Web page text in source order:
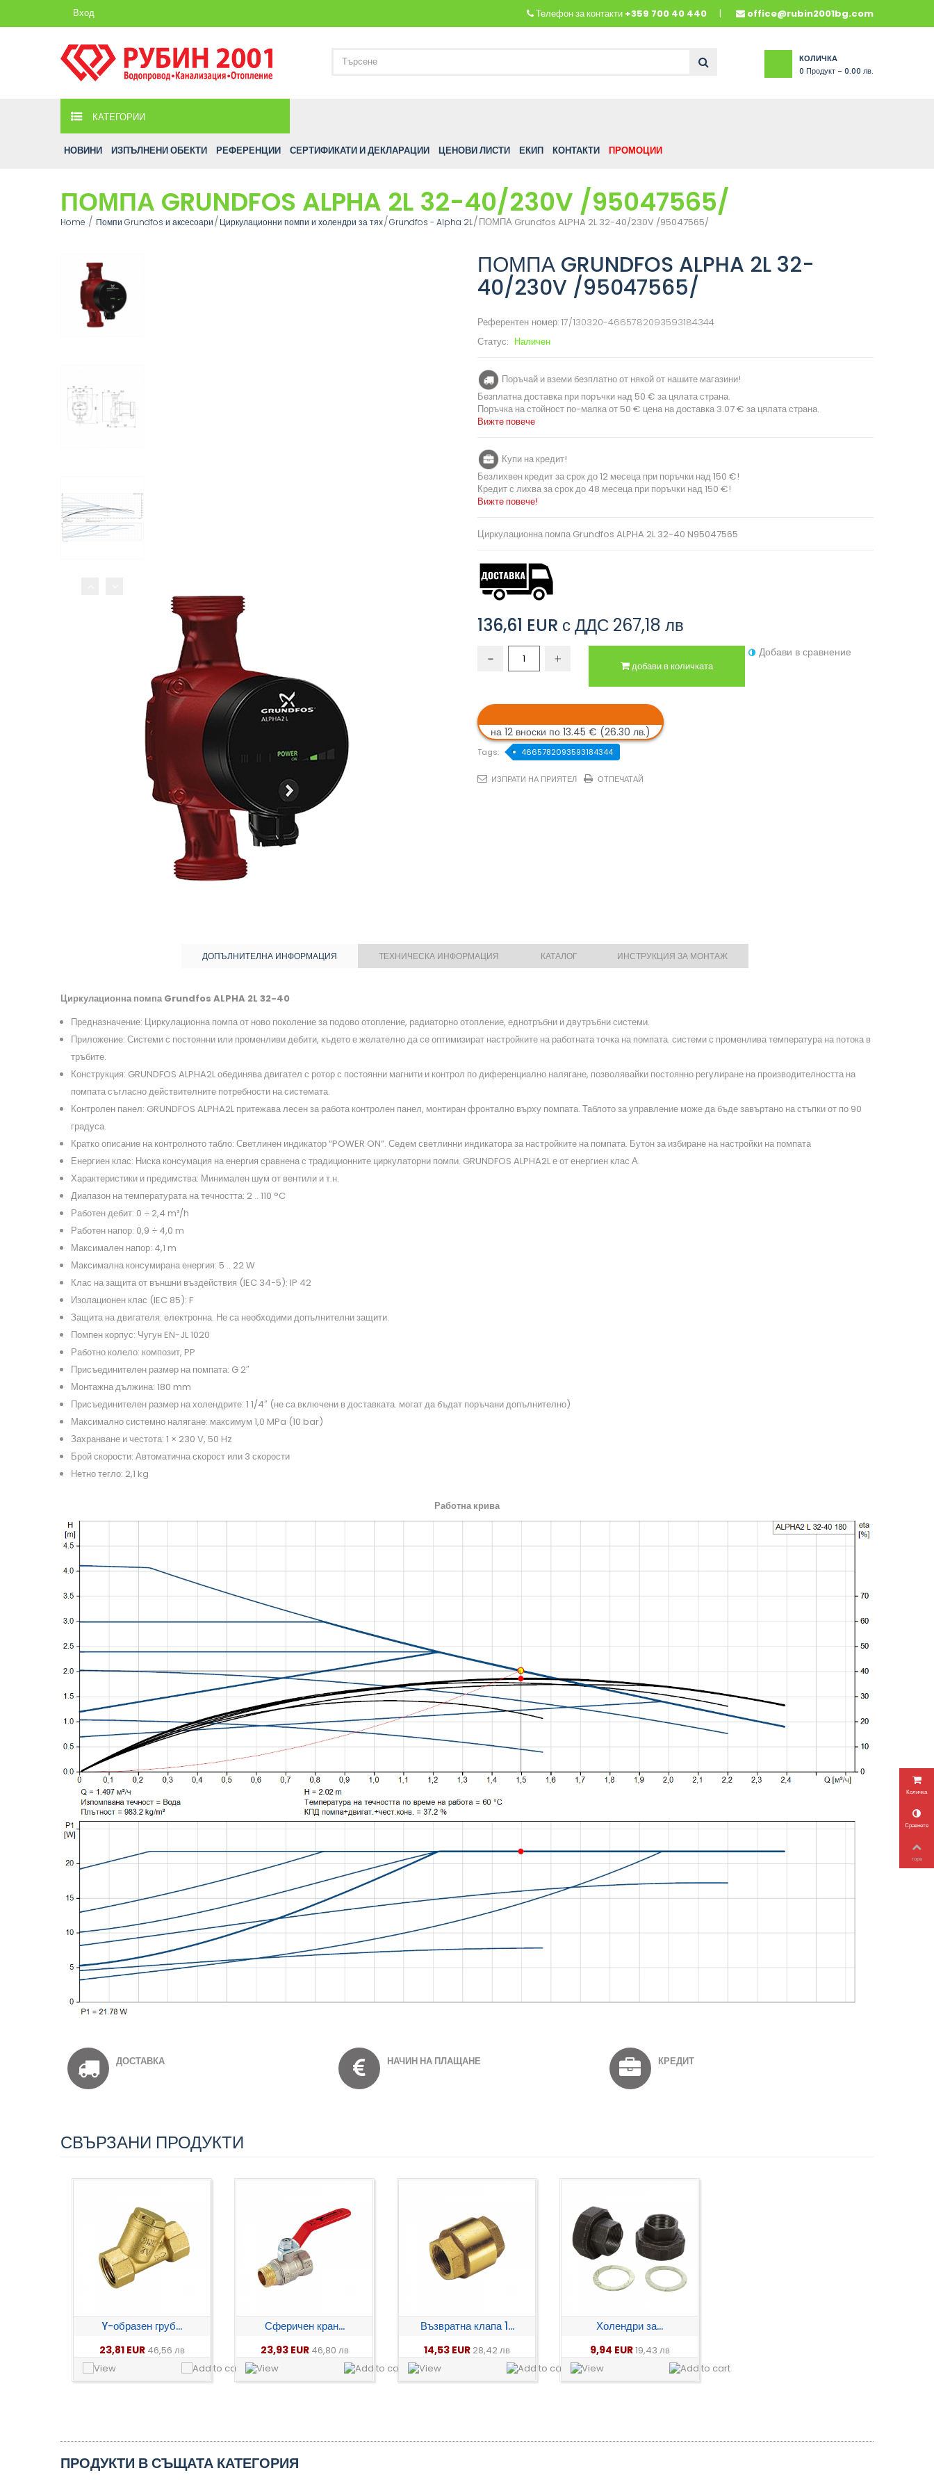
Телефон за контакти +359 700 40 440 office@rubin2001bg.com
Вход
КОЛИЧКА
0 Продукт - 0.00 лв.
КАТЕГОРИИ
НОВИНИ ИЗПЪЛНЕНИ ОБЕКТИ РЕФЕРЕНЦИИ СЕРТИФИКАТИ И ДЕКЛАРАЦИИ ЦЕНОВИ ЛИСТИ ЕКИП КОНТАКТИ ПРОМОЦИИ
ПОМПА GRUNDFOS ALPHA 2L 32-40/230V /95047565/
Home Помпи Grundfos и аксесоари Циркулационни помпи и холендри за тях Grundfos - Alpha 2L ПОМПА Grundfos ALPHA 2L 32-40/230V /95047565/
ПОМПА GRUNDFOS ALPHA 2L 32-
40/230V /95047565/
Референтен номер: 17/130320-4665782093593184344
Статус: Наличен
Поръчай и вземи безплатно от някой от нашите магазини!
Безплатна доставка при поръчки над 50 € за цялата страна.
Поръчка на стойност по-малка от 50 € цена на доставка 3.07 € за цялата страна.
Вижте повече
Купи на кредит!
Безлихвен кредит за срок до 12 месеца при поръчки над 150 €!
Кредит с лихва за срок до 48 месеца при поръчки над 150 €!
Вижте повече!
Циркулационна помпа Grundfos ALPHA 2L 32-40 N95047565
136,61 EUR с ДДС 267,18 лв
добави в количката
Добави в сравнение
на 12 вноски по 13.45 € (26.30 лв.)
Tags: 4665782093593184344
ИЗПРАТИ НА ПРИЯТЕЛ ОТПЕЧАТАЙ
ДОПЪЛНИТЕЛНА ИНФОРМАЦИЯ ТЕХНИЧЕСКА ИНФОРМАЦИЯ КАТАЛОГ ИНСТРУКЦИЯ ЗА МОНТАЖ
Циркулационна помпа Grundfos ALPHA 2L 32-40
Предназначение: Циркулационна помпа от ново поколение за подово отопление, радиаторно отопление, еднотръбни и двутръбни системи.
Приложение: Системи с постоянни или променливи дебити, където е желателно да се оптимизират настройките на работната точка на помпата. системи с променлива температура на потока в
тръбите.
Конструкция: GRUNDFOS ALPHA2L обединява двигател с ротор с постоянни магнити и контрол по диференциално налягане, позволявайки постоянно регулиране на производителността на
помпата съгласно действителните потребности на системата.
Контролен панел: GRUNDFOS ALPHA2L притежава лесен за работа контролен панел, монтиран фронтално върху помпата. Таблото за управление може да бъде завъртано на стъпки от по 90
градуса.
Кратко описание на контролното табло: Светлинен индикатор “POWER ON”. Седем светлинни индикатора за настройките на помпата. Бутон за избиране на настройки на помпата
Енергиен клас: Ниска консумация на енергия сравнена с традиционните циркулаторни помпи. GRUNDFOS ALPHA2L е от енергиен клас А.
Характеристики и предимства: Минимален шум от вентили и т.н.
Диапазон на температурата на течността: 2 .. 110 °C
Работен дебит: 0 ÷ 2,4 m³/h
Работен напор: 0,9 ÷ 4,0 m
Максимален напор: 4,1 m
Максимална консумирана енергия: 5 .. 22 W
Клас на защита от външни въздействия (IEC 34-5): IP 42
Изолационен клас (IEC 85): F
Защита на двигателя: електронна. Не са необходими допълнителни защити.
Помпен корпус: Чугун EN-JL 1020
Работно колело: композит, PP
Присъединителен размер на помпата: G 2″
Монтажна дължина: 180 mm
Присъединителен размер на холендрите: 1 1/4″ (не са включени в доставката. могат да бъдат поръчани допълнително)
Максимално системно налягане: максимум 1,0 MPa (10 bar)
Захранване и честота: 1 × 230 V, 50 Hz
Брой скорости: Автоматична скорост или 3 скорости
Нетно тегло: 2,1 kg
Работна крива
ДОСТАВКА НАЧИН НА ПЛАЩАНЕ КРЕДИТ
СВЪРЗАНИ ПРОДУКТИ
Y-образен груб...
23,81 EUR 46,56 лв
Сферичен кран...
23,93 EUR 46,80 лв
Възвратна клапа 1...
14,53 EUR 28,42 лв
Холендри за...
9,94 EUR19,43 лв
ПРОДУКТИ В СЪЩАТА КАТЕГОРИЯ
Количка
Сравнете
горе